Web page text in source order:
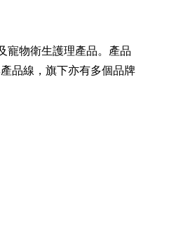
寵物衛生護理產品。產品
品線，旗下亦有多個品牌